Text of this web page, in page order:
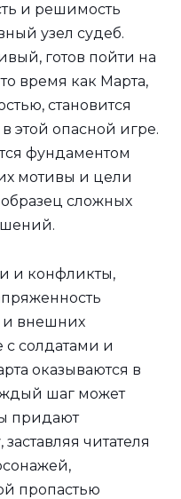
и решимость
узел судеб.
готов пойти на
время как Марта,
становится
этой опасной игре.
фундаментом
мотивы и цели
сложных
и конфликты,
и внешних
с солдатами и
оказываются в
шаг может
придают
читателя
пропастью